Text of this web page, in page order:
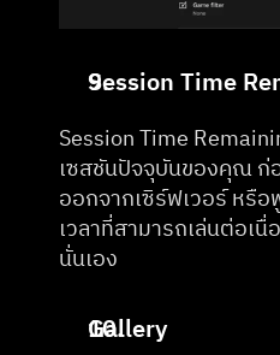
Session Time
Session Time
เซสชันปัจจุบันของคุณ
ออกจากเซิร์ฟเวอร์ หรือ
เวลาที่สามารถเล่นต่อเ
นั่นเอง
Gallery